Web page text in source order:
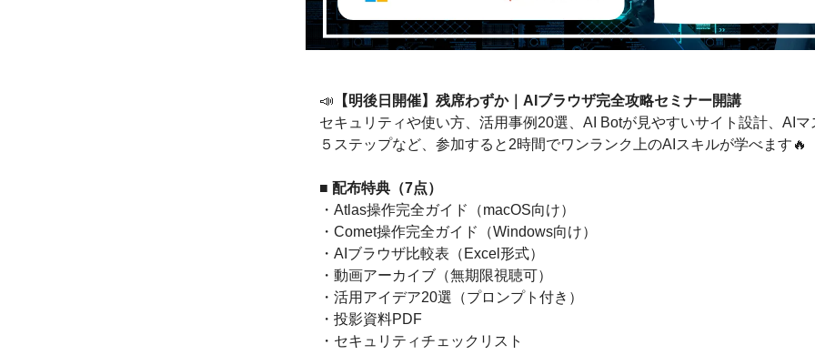
📣 【明後日開催】残席わずか｜AIブラウザ完全攻略セミナー開講
セキュリティや使い方、活用事例20選、AI Botが見やすいサイト設計、AI
５ステップなど、参加すると2時間でワンランク上のAIスキルが学べます🔥
■ 配布特典（7点）
・Atlas操作完全ガイド（macOS向け）
・Comet操作完全ガイド（Windows向け）
・AIブラウザ比較表（Excel形式）
・動画アーカイブ（無期限視聴可）
・活用アイデア20選（プロンプト付き）
・投影資料PDF
・セキュリティチェックリスト